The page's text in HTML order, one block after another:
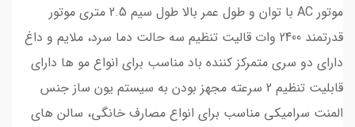
موتور AC با توان و طول عمر بالا طول سیم 2.5 متری موتور
قدرتمند 2400 وات قالیت تنظیم سه حالت دما سرد، ملایم و داغ
دارای دو سری متمرکز کننده باد مناسب برای انواع مو ها دارای
قابلیت تنظیم 2 سرعته مجهز بودن به سیستم یون ساز جنس
المنت سرامیکی مناسب برای انواع مصارف خانگی، سالن های